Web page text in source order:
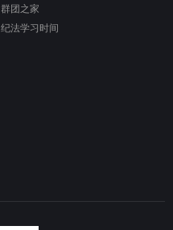
群团之家
纪法学习时间